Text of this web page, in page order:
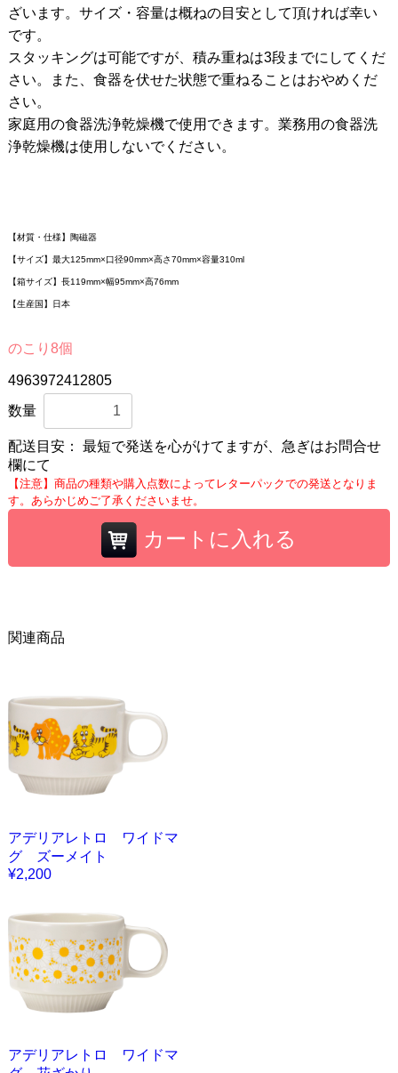
ざいます。サイズ・容量は概ねの目安として頂ければ幸い
です。
スタッキングは可能ですが、積み重ねは3段までにしてくだ
さい。また、食器を伏せた状態で重ねることはおやめくだ
さい。
家庭用の食器洗浄乾燥機で使用できます。業務用の食器洗
浄乾燥機は使用しないでください。
【材質・仕様】陶磁器
【サイズ】最大125mm×口径90mm×高さ70mm×容量310ml
【箱サイズ】長119mm×幅95mm×高76mm
【生産国】日本
のこり8個
4963972412805
数量
配送目安： 最短で発送を心がけてますが、急ぎはお問合せ
欄にて
【注意】商品の種類や購入点数によってレターパックでの発送となりま
す。あらかじめご了承くださいませ。
カートに入れる
関連商品
アデリアレトロ ワイドマ
グ ズーメイト
¥2,200
アデリアレトロ ワイドマ